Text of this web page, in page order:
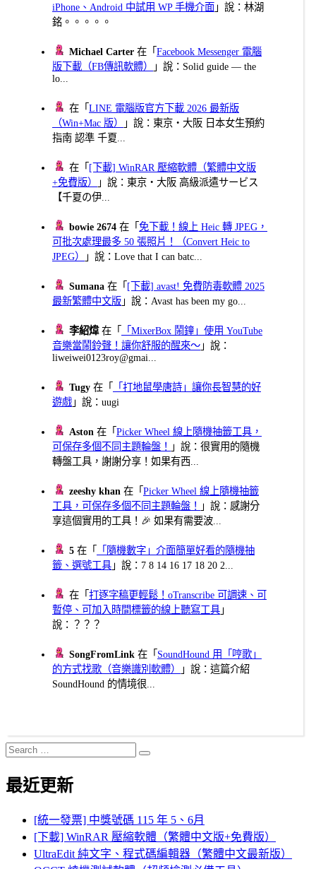
iPhone、Android 中試用 WP 手機介面 」說：林湖
銘。。。。。
Michael Carter 在「Facebook Messenger 電腦
版下載（FB傳訊軟體）
」說：Solid guide — the
lo...
在「LINE 電腦版官方下載 2026 最新版
（Win+Mac 版）
」說：東京・大阪 日本女生預約
指南 認準 千夏...
在「 [下載] WinRAR 壓縮軟體（繁體中文版
+免費版）
」說：東京・大阪 高級派遣サービス
【千夏の伊...
bowie 2674 在「免下載！線上 Heic 轉 JPEG，
可批次處理最多 50 張照片！（Convert Heic to
JPEG）
」說：Love that I can batc...
Sumana 在「 [下載] avast! 免費防毒軟體 2025
最新繁體中文版 」說：Avast has been my go...
李紹煒在「
「MixerBox 鬧鐘」使用 YouTube
音樂當鬧鈴聲！讓你舒服的醒來～ 」說：
liweiwei0123roy@gmai...
Tugy 在「
「打地鼠學唐詩」讓你長智慧的好
遊戲 」說：uugi
Aston 在「Picker Wheel 線上隨機抽籤工具，
可保存多個不同主題輪盤！
」說：很實用的隨機
轉盤工具，謝謝分享！如果有西...
zeeshy khan 在「Picker Wheel 線上隨機抽籤
工具，可保存多個不同主題輪盤！
」說：感謝分
享這個實用的工具！🎉 如果有需要波...
5 在「
「隨機數字」介面簡單好看的隨機抽
籤、選號工具 」說：7 8 14 16 17 18 20 2...
在「打逐字稿更輕鬆！oTranscribe 可調速、可
暫停、可加入時間標籤的線上聽寫工具 」
說：？？？
SongFromLink 在「 SoundHound 用「哼歌」
的方式找歌（音樂識別軟體）
」說：這篇介紹
SoundHound 的情境很...
Search
for:
Search
最近更新
[統一發票] 中獎號碼 115 年 5、6月
[下載] WinRAR 壓縮軟體（繁體中文版+免費版）
UltraEdit 純文字、程式碼編輯器（繁體中文最新版）